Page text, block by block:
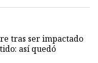
tras ser impactado
así quedó